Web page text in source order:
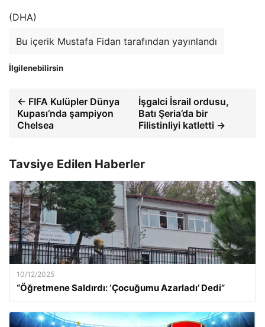
(DHA)
Bu içerik Mustafa Fidan tarafından yayınlandı
İlgilenebilirsin
← FIFA Kulüpler Dünya
Kupası’nda şampiyon
Chelsea
İşgalci İsrail ordusu,
Batı Şeria’da bir
Filistinliyi katletti →
Tavsiye Edilen Haberler
10/12/2025
“Öğretmene Saldırdı: ‘Çocuğumu Azarladı’ Dedi”